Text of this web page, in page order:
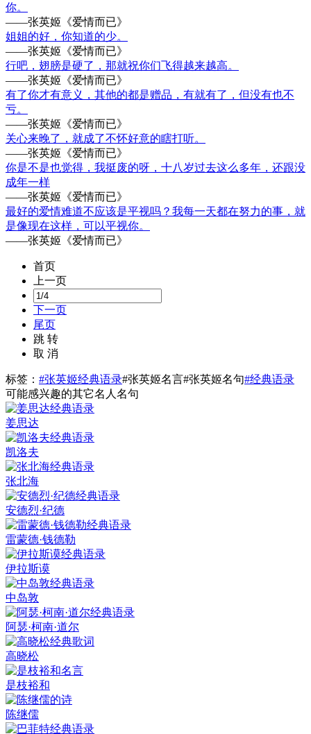
你。
——张英姬《爱情而已》
姐姐的好，你知道的少。
——张英姬《爱情而已》
行吧，翅膀是硬了，那就祝你们飞得越来越高。
——张英姬《爱情而已》
有了你才有意义，其他的都是赠品，有就有了，但没有也不
亏。
——张英姬《爱情而已》
关心来晚了，就成了不怀好意的瞎打听。
——张英姬《爱情而已》
你是不是也觉得，我挺废的呀，十八岁过去这么多年，还跟没
成年一样
——张英姬《爱情而已》
最好的爱情难道不应该是平视吗？我每一天都在努力的事，就
是像现在这样，可以平视你。
——张英姬《爱情而已》
首页
上一页
下一页
尾页
跳 转
取 消
标签： #张英姬经典语录#张英姬名言#张英姬名句#经典语录
可能感兴趣的其它名人名句
姜思达
凯洛夫
张北海
安德烈·纪德
雷蒙德·钱德勒
伊拉斯谟
中岛敦
阿瑟·柯南·道尔
高晓松
是枝裕和
陈继儒